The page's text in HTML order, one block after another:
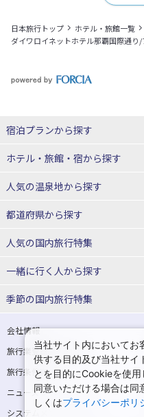
日本旅行トップ
ホテル・旅館一覧
ダイワロイネットホテル那覇国際通り
宿泊プランから探す
北海道
東北
青森県
宮城県
山形県
関東
埼玉県
茨城県
ホテル・旅館・宿から探す
北海道ホテル・旅館
青森県ホテル・旅館
宮城県ホテル・旅館
山形県ホテル・旅館
東京都ホテル・旅館
埼玉県ホテル・旅館
茨城県ホテル・旅館
人気の温泉地から探す
北海道
湯の川温泉(北海道)
十勝川温泉(北海道)
洞爺湖温泉(北海道)
層雲峡温泉(北海道)
東北
花巻温泉(岩手)
かみのやま温泉(山形)
都道府県から探す
北海道旅行・ツアー
東北
青森旅行・ツアー
宮城旅行・ツアー
山形旅行・ツアー
人気の国内旅行特集
東京ディズニーリゾート®への旅
一緒に行く人から探す
一人旅 国内版
カップル・夫婦旅行 国内版
卒業旅行・学生旅行 国内版
季節の国内旅行特集
桜・お花見特集
夏休み・お盆の国内旅行
8月の国内旅行
会社情報
旅行業登録票・約款
旅行条件書
ニュースリリース
システムメンテナンスの
当社サイト内においてお
供する目的及び当社サイ
とを目的にCookieを使
同意いただける場合は同
しくはプライバシーポリ